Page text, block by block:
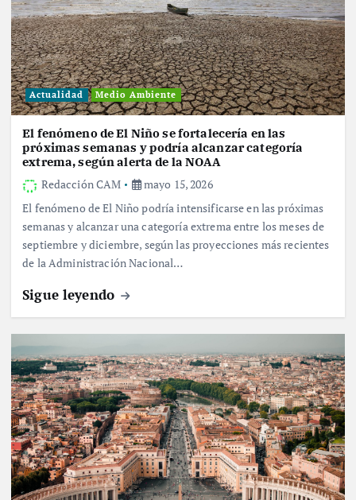
Actualidad Medio Ambiente
El fenómeno de El Niño se fortalecería en las
próximas semanas y podría alcanzar categoría
extrema, según alerta de la NOAA
Redacción CAM
mayo 15, 2026
El fenómeno de El Niño podría intensificarse en las próximas
semanas y alcanzar una categoría extrema entre los meses de
septiembre y diciembre, según las proyecciones más recientes
de la Administración Nacional…
Sigue leyendo